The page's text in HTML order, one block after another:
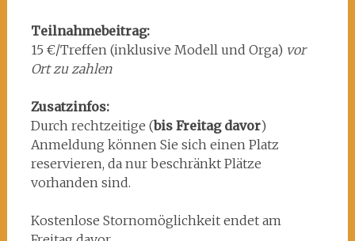
Teilnahmebeitrag:
15 €/Treffen (inklusive Modell und Orga) vor
Ort zu zahlen
Zusatzinfos:
Durch rechtzeitige (bis Freitag davor)
Anmeldung können Sie sich einen Platz
reservieren, da nur beschränkt Plätze
vorhanden sind.
Kostenlose Stornomöglichkeit endet am